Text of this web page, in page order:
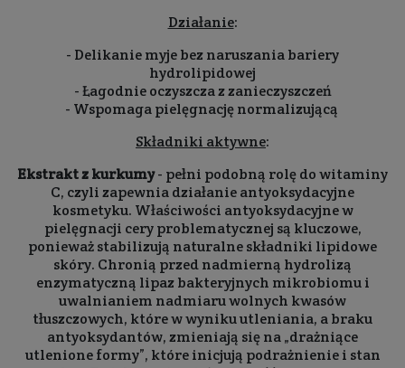
Działanie:
- Delikanie myje bez naruszania bariery
hydrolipidowej
- Łagodnie oczyszcza z zanieczyszczeń
- Wspomaga pielęgnację normalizującą
Składniki aktywne:
Ekstrakt z kurkumy- pełni podobną rolę do witaminy
C, czyli zapewnia działanie antyoksydacyjne
kosmetyku. Właściwości antyoksydacyjne w
pielęgnacji cery problematycznej są kluczowe,
ponieważ stabilizują naturalne składniki lipidowe
skóry. Chronią przed nadmierną hydrolizą
enzymatyczną lipaz bakteryjnych mikrobiomu i
uwalnianiem nadmiaru wolnych kwasów
tłuszczowych, które w wyniku utleniania, a braku
antyoksydantów, zmieniają się na „drażniące
utlenione formy”, które inicjują podrażnienie i stan